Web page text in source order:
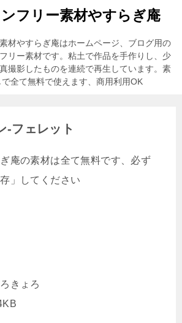
フリー素材やすらぎ庵
材やすらぎ庵はホームページ、ブログ用の
リー素材です。粘土で作品を手作りし、少
撮影したものを連続で再生しています。素
全て無料で使えます、商用利用OK
-フェレット
庵の素材は全て無料です、必ず
」してください
きょろ